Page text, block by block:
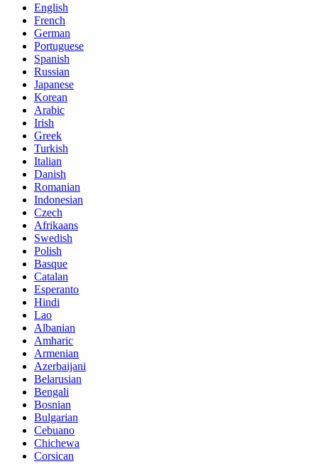
English
French
German
Portuguese
Spanish
Russian
Japanese
Korean
Arabic
Irish
Greek
Turkish
Italian
Danish
Romanian
Indonesian
Czech
Afrikaans
Swedish
Polish
Basque
Catalan
Esperanto
Hindi
Lao
Albanian
Amharic
Armenian
Azerbaijani
Belarusian
Bengali
Bosnian
Bulgarian
Cebuano
Chichewa
Corsican